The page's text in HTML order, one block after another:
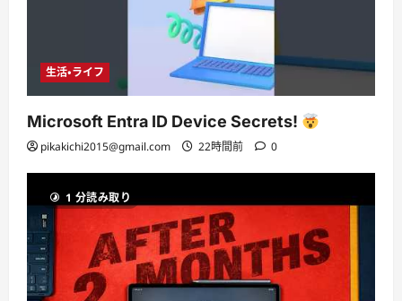
生活・ライフ
Microsoft Entra ID Device Secrets!
pikakichi2015@gmail.com 22時間前 0
1 分読み取り